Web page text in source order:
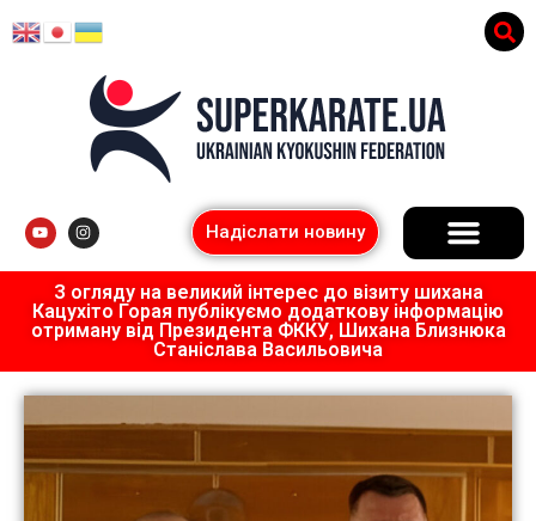
Надіслати новину
З огляду на великий інтерес до візиту шихана
Кацухіто Горая публікуємо додаткову інформацію
отриману від Президента ФККУ, Шихана Близнюка
Станіслава Васильовича